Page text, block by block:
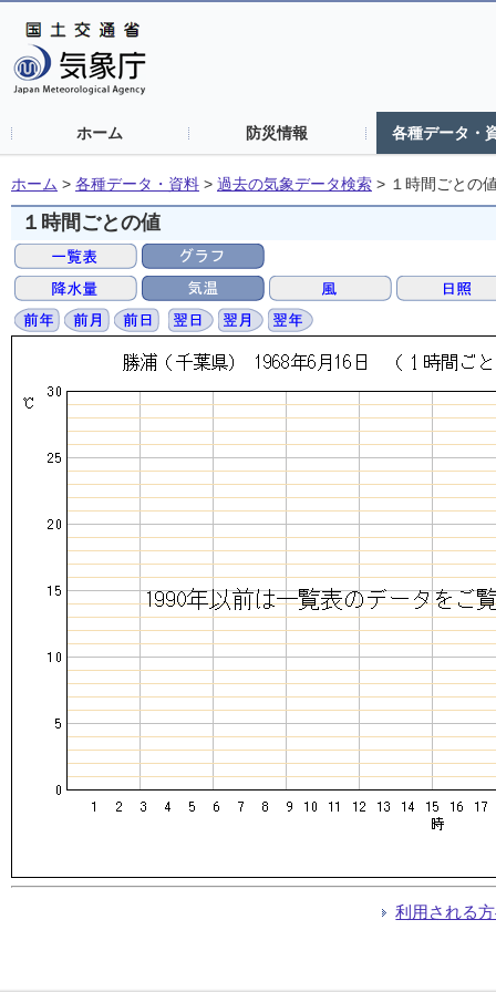
ホーム 防災情報 各種データ・
ホーム > 各種データ・資料 > 過去の気象データ検索 > １時間ごとの
１時間ごとの値
利用される